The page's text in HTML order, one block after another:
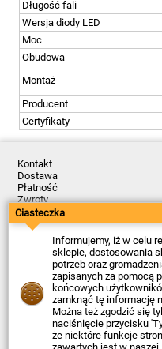
Długość fali
Wersja diody LED
Moc
Obudowa
Montaż
Producent
Certyfikaty
Kontakt
Dostawa
Płatność
Zwroty
Reklamacje
Regulamin
Polityka Prywatności
O Firmie
Data ostatniej aktualizacji:
© Firma Piekarz Sp. z o.o. 2000-
Sklep elektroniczny Firma
ul. Wólczyńska 206
01-919 Warszawa
NIP: 118-15-77-240
Ciasteczka
Informujemy, iż w celu
sklepie, dostosowania
potrzeb oraz
zapisanych za pomocą
końcowych
zamknąć tę informację
Można też zgodzić się
naciśnięcie przycisku
że niektóre funkcje